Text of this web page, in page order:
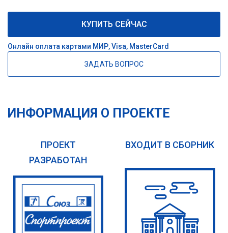
КУПИТЬ СЕЙЧАС
Онлайн оплата картами МИР, Visa, MasterCard
ЗАДАТЬ ВОПРОС
ИНФОРМАЦИЯ О ПРОЕКТЕ
ПРОЕКТ
РАЗРАБОТАН
ВХОДИТ В СБОРНИК